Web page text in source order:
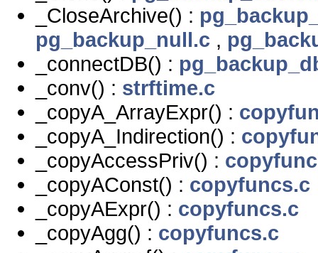
_CloseArchive() :
pg_backup_null.c ,
_connectDB() :
_conv() : strftime.c
_copyA_ArrayExpr() :
_copyA_Indirection() :
_copyAccessPriv() :
_copyAConst() : copyfuncs.c
_copyAExpr() : copyfuncs.c
_copyAgg() : copyfuncs.c